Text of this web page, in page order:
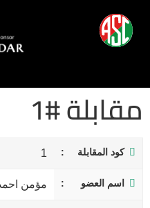
مقابلة #1
كود المقابلة 1
اسم العضو مؤمن